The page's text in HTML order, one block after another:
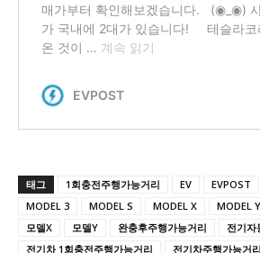
태그 1회충전주행가능거리 EV EVPOST
MODEL 3
MODEL S MODEL X MODEL Y
모델X
모델Y 완충후주행가능거리 전기자
전기차 1회충전주행가능거리
전기차주행가능거